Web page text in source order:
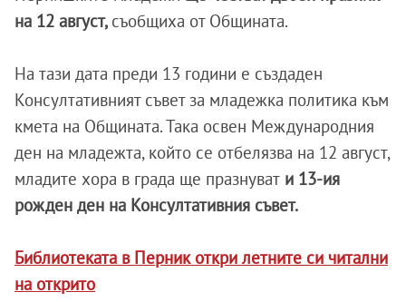
на 12 август, съобщиха от Общината.
На тази дата преди 13 години е създаден
Консултативният съвет за младежка политика към
кмета на Общината. Така освен Международния
ден на младежта, който се отбелязва на 12 август,
младите хора в града ще празнуват и 13-ия
рожден ден на Консултативния съвет.
Библиотеката в Перник откри летните си читални
на открито